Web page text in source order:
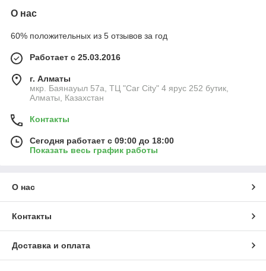
О нас
60% положительных из 5 отзывов за год
Работает с 25.03.2016
г. Алматы
мкр. Баянауыл 57а, ТЦ "Car Сity" 4 ярус 252 бутик,
Алматы, Казахстан
Контакты
Сегодня работает с 09:00 до 18:00
Показать весь график работы
О нас
Контакты
Доставка и оплата